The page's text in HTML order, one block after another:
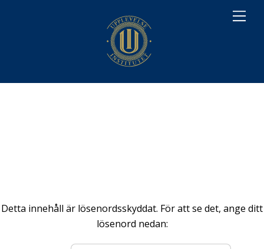
M
e
Detta innehåll är lösenordsskyddat. För att se det, ange ditt
lösenord nedan: